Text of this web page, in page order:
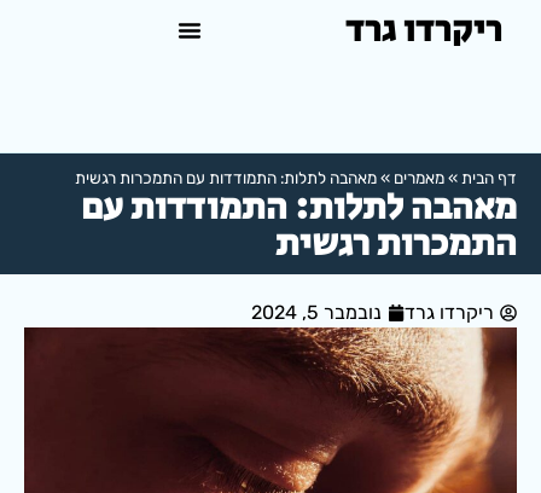
ריקרדו גרד
דף הבית »מאמרים »מאהבה לתלות: התמודדות עם התמכרות רגשית
מאהבה לתלות: התמודדות עם
התמכרות רגשית
ריקרדו גרד נובמבר 5, 2024